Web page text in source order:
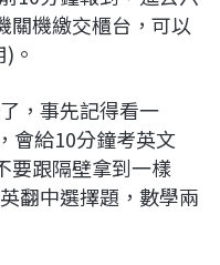
關機繳交櫃台，可以
。
，事先記得看一
會給10分鐘考英文
要跟隔壁拿到一樣
翻中選擇題，數學兩